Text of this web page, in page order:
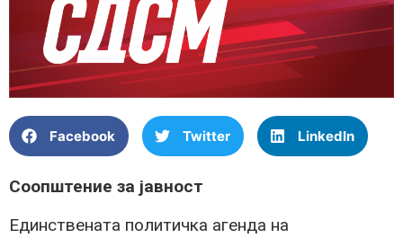
Facebook Twitter LinkedIn
Соопштение за јавност
Единствената политичка агенда на